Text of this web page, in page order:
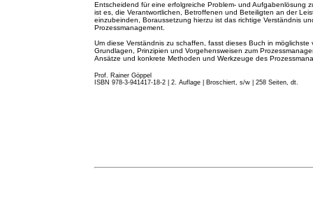
Entscheidend für eine erfolgreiche Problem- und Aufgabenlösung
ist es, die Verantwortlichen, Betroffenen und Beteiligten an der
einzubeinden, Boraussetzung hierzu ist das richtige Verständnis
Prozessmanagement.
Um diese Verständnis zu schaffen, fasst dieses Buch in möglichste
Grundlagen, Prinzipien und Vorgehensweisen zum
Ansätze und konkrete Methoden und Werkzeuge des
Prof. Rainer Göppel
ISBN 978-3-941417-18-2 | 2. Auflage Broschiert, s/w | 258 Seiten, dt.